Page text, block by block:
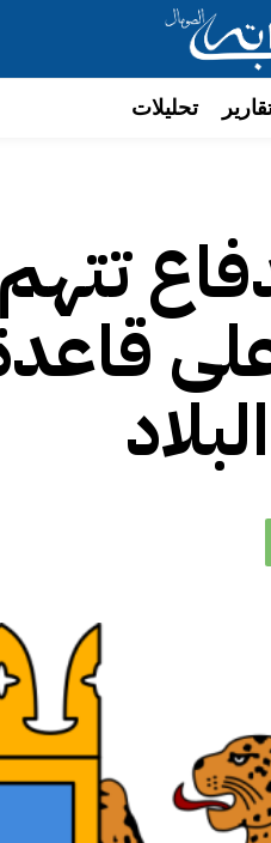
تحليلات